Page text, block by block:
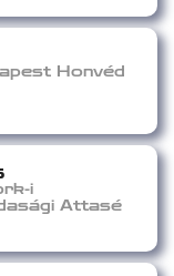
Honvéd
i
Attasé